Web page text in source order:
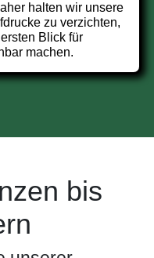
halten wir unsere
zu verzichten,
Blick für
machen.
bis